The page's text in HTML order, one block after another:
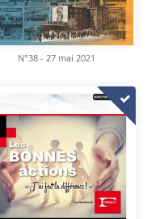
N°38 - 27 mai 2021